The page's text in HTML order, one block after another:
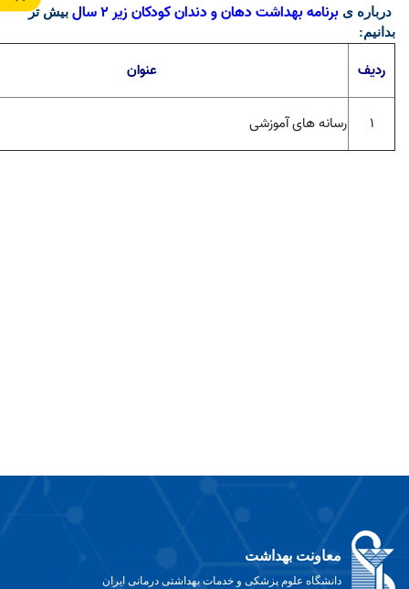
درباره ی برنامه بهداشت دهان و دندان کودکان زیر 2 سال
بیش تر
بدانیم:
ردیف عنوان
۱ رسانه های آموزشی
معاونت بهداشت
دانشگاه علوم پزشکی و خدمات بهداشتی درمانی ایران